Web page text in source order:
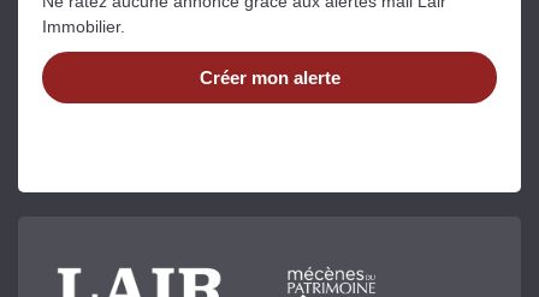
Immobilier.
Créer mon alerte